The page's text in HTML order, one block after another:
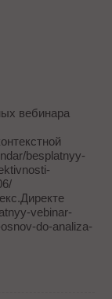
вебинара
besplatnyy-
vebinar-
do-analiza-